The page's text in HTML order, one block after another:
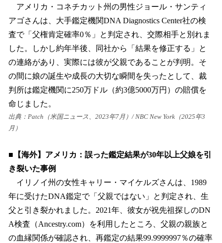
アメリカ・コネチカット州の男性ジョール・サンティ
アゴさんは、大手鑑定機関DNA Diagnostics Center社の検
査で「父権肯定確率0％」と判定され、交際相手と別れま
した。しかし約年半後、同社から「結果を修正する」と
の連絡があり、実際には彼が父親であることが判明。そ
の間に娘の誕生や成長の大切な瞬間を失ったとして、裁
判所は鑑定機関に250万ドル（約3億5000万円）の賠償を
命じました。
出典：Patch（米国ニュース、2023年7月）/ NBC New York（2025年3
月）
■【海外】アメリカ：誤った鑑定結果が30年以上父娘を引
き裂いた事例
イリノイ州の女性キャリー・マイケルズさんは、1989
年に受けたDNA鑑定で「父親ではない」と判定され、生
父と引き裂かれました。2021年、彼女が祝先祖探しのDN
A検査（Ancestry.com）を利用したところ、父親の親族と
の血縁関係が確認され、再鑑定の結果99.9999997％の確率